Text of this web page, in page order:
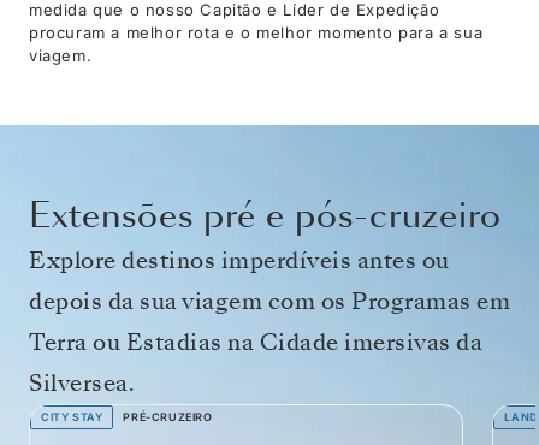
medida que o nosso Capitão e Líder de Expedição
procuram a melhor rota e o melhor momento para a sua
viagem.
Extensões pré e pós-cruzeiro
Explore destinos imperdíveis antes ou
depois da sua viagem com os Programas em
Terra ou Estadias na Cidade imersivas da
Silversea.
CITY STAY PRÉ-CRUZEIRO